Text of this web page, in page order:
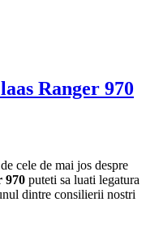
Ranger 970
cele de mai jos despre
970 puteti sa luati legatura
dintre consilierii nostri